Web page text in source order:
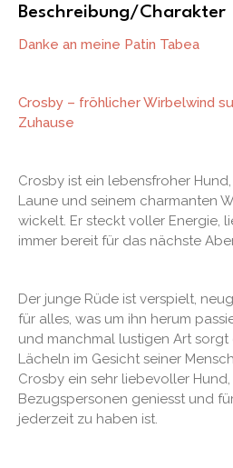
Beschreibung/Charakter
Danke an meine Patin Tabea
Crosby – fröhlicher Wirbelwind
Zuhause
Crosby ist ein lebensfroher
Laune und seinem charmanten
wickelt. Er steckt voller Energie,
immer bereit für das nächste
Der junge Rüde ist verspielt,
für alles, was um ihn herum
und manchmal lustigen Art sorgt
Lächeln im Gesicht seiner
Crosby ein sehr liebevoller
Bezugspersonen geniesst und
jederzeit zu haben ist.